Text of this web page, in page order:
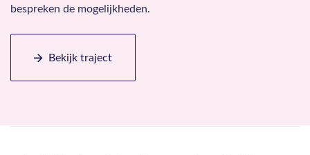
bespreken de mogelijkheden.
Bekijk traject